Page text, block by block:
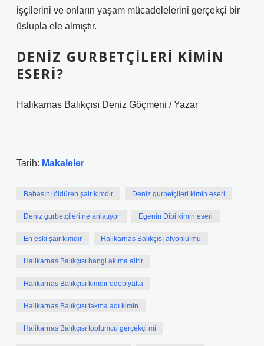
işçilerini ve onların yaşam mücadelelerini gerçekçi bir
üslupla ele almıştır.
DENIZ GURBETÇILERI KIMIN
ESERI?
Halikarnas Balıkçısı Deniz Göçmeni / Yazar
Tarih: Makaleler
Babasını öldüren şair kimdir Deniz gurbetçileri kimin eseri
Deniz gurbetçileri ne anlatıyor Egenin Dibi kimin eseri
En eski şair kimdir Halikarnas Balıkçısı afyonlu mu
Halikarnas Balıkçısı hangi akıma aittir
Halikarnas Balıkçısı kimdir edebiyatta
Halikarnas Balıkçısı takma adı kimin
Halikarnas Balıkçısı toplumcu gerçekçi mi